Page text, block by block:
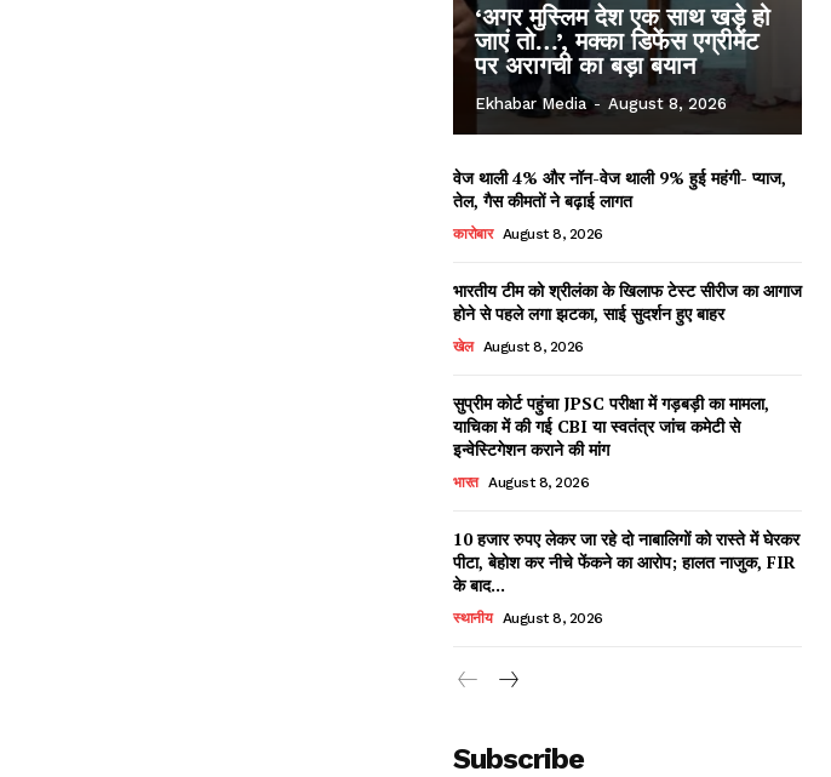
‘अगर मुस्लिम देश एक साथ खड़े हो
जाएं तो…’, मक्का डिफेंस एग्रीमेंट
पर अरागची का बड़ा बयान
Ekhabar Media - August 8, 2026
वेज थाली 4% और नॉन-वेज थाली 9% हुई महंगी- प्याज,
तेल, गैस कीमतों ने बढ़ाई लागत
कारोबार August 8, 2026
भारतीय टीम को श्रीलंका के खिलाफ टेस्ट सीरीज का आगाज
होने से पहले लगा झटका, साई सुदर्शन हुए बाहर
खेल August 8, 2026
सुप्रीम कोर्ट पहुंचा JPSC परीक्षा में गड़बड़ी का मामला,
याचिका में की गई CBI या स्वतंत्र जांच कमेटी से
इन्वेस्टिगेशन कराने की मांग
भारत August 8, 2026
10 हजार रुपए लेकर जा रहे दो नाबालिगों को रास्ते में घेरकर
पीटा, बेहोश कर नीचे फेंकने का आरोप; हालत नाजुक, FIR
के बाद...
स्थानीय August 8, 2026
Subscribe